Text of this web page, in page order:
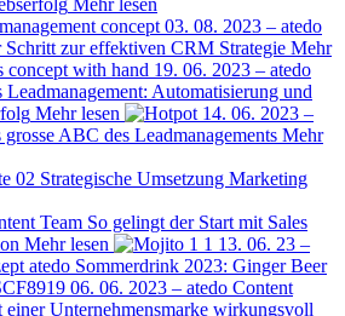
03. 08. 2023 – atedo
Schritt zur effektiven CRM Strategie Mehr
19. 06. 2023 – atedo
Automatisierung und
Mehr lesen
14. 06. 2023 –
grosse ABC des Leadmanagements Mehr
Team So gelingt der Start mit Sales
Mehr lesen
13. 06. 23 –
atedo Sommerdrink 2023: Ginger Beer
06. 06. 2023 – atedo Content
Unternehmensmarke wirkungsvoll